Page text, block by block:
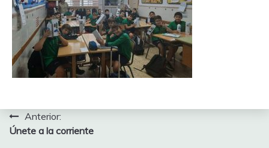
Navegación
de
Anterior:
Únete a la corriente